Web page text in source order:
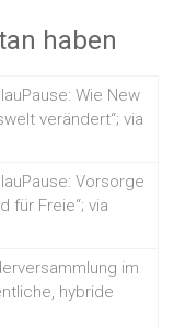
haben
Wie New
verändert“; via
Vorsorge
für Freie“; via
im
hybride